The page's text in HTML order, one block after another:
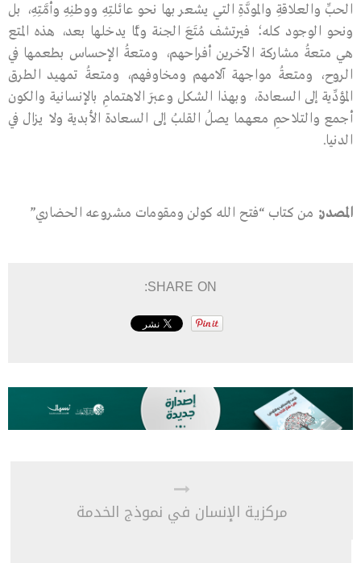
الحبِّ والعلاقةِ والمودَّةِ التي يشعر بها نحو عائلتِهِ ووطنِهِ وأمَّتِهِ، بل
ونحو الوجود كله؛ فيرتشف مُتَعَ الجنة ولَمَّا يدخلها بعد، هذه المتع
هي متعةُ مشاركة الآخرين أفراحهم، ومتعةُ الإحساس بطعمها في
الروح، ومتعةُ مواجهة آلامهم ومخاوفهم، ومتعةُ تمهيد الطرق
المؤدِّية إلى السعادة، وبهذا الشكل وعبرَ الاهتمامِ بالإنسانية والكون
أجمع والتلاحمِ معهما يصلُ القلبُ إلى السعادة الأبدية ولا يزال في
الدنيا.
المصدر: من كتاب “فتح الله كولن ومقومات مشروعه الحضاري”
SHARE ON:
مركزية الإنسان في نموذج الخدمة